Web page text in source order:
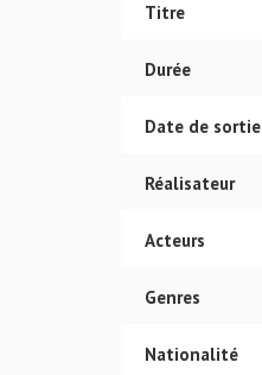
Titre
Durée
Date de sortie
Réalisateur
Acteurs
Genres
Nationalité